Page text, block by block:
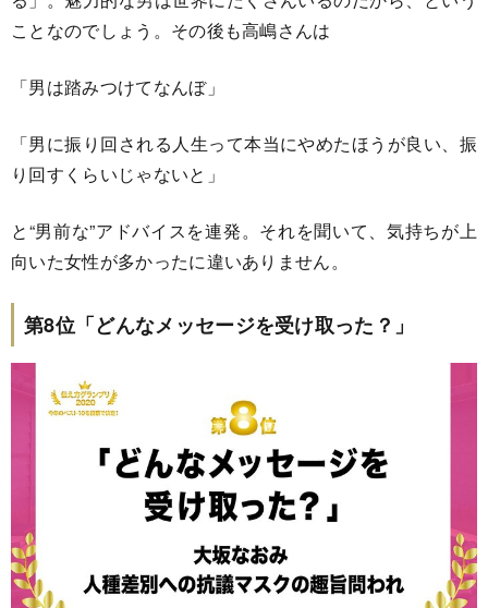
ことなのでしょう。その後も高嶋さんは
「男は踏みつけてなんぼ」
「男に振り回される人生って本当にやめたほうが良い、振
り回すくらいじゃないと」
と“男前な”アドバイスを連発。それを聞いて、気持ちが上
向いた女性が多かったに違いありません。
第8位「どんなメッセージを受け取った？」